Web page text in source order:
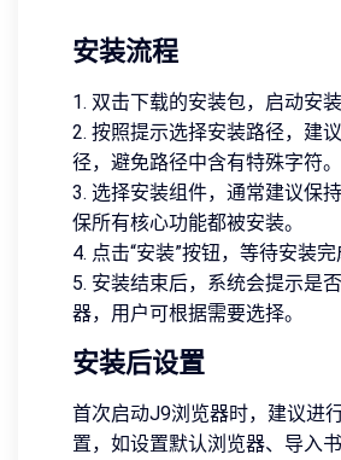
安装流程
1. 双击下载的安装包，启动安装
2. 按照提示选择安装路径，建
径，避免路径中含有特殊字符。
3. 选择安装组件，通常建议保
保所有核心功能都被安装。
4. 点击“安装”按钮，等待安装完
5. 安装结束后，系统会提示是
器，用户可根据需要选择。
安装后设置
首次启动J9浏览器时，建议进
置，如设置默认浏览器、导入